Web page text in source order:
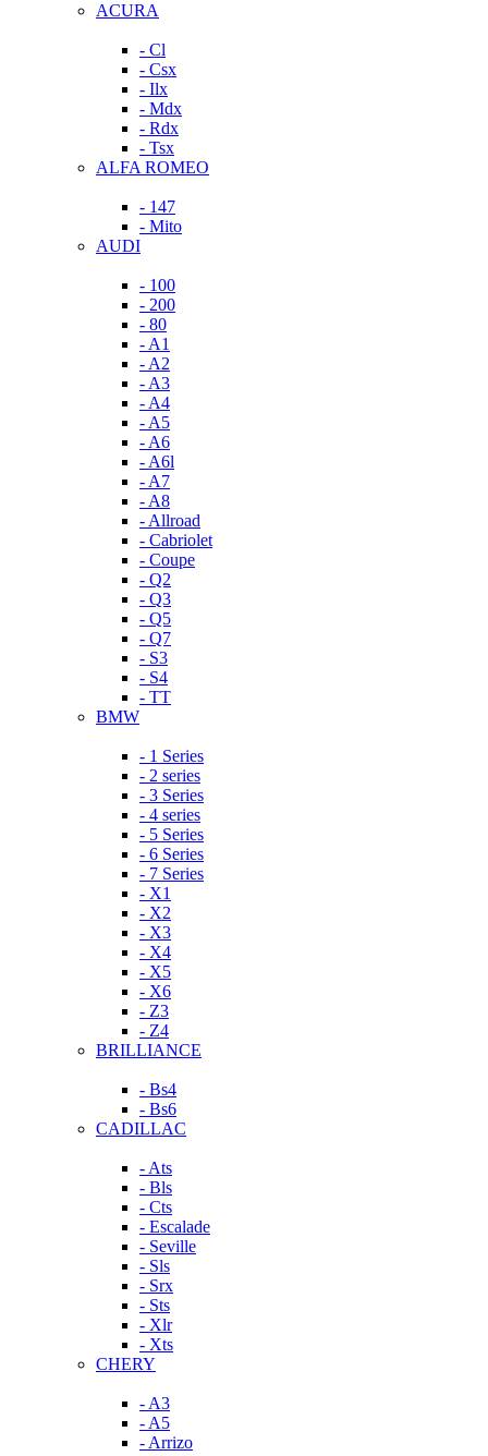
ACURA
- Cl
- Csx
- Ilx
- Mdx
- Rdx
- Tsx
ALFA ROMEO
- 147
- Mito
AUDI
- 100
- 200
- 80
- A1
- A2
- A3
- A4
- A5
- A6
- A6l
- A7
- A8
- Allroad
- Cabriolet
- Coupe
- Q2
- Q3
- Q5
- Q7
- S3
- S4
- TT
BMW
- 1 Series
- 2 series
- 3 Series
- 4 series
- 5 Series
- 6 Series
- 7 Series
- X1
- X2
- X3
- X4
- X5
- X6
- Z3
- Z4
BRILLIANCE
- Bs4
- Bs6
CADILLAC
- Ats
- Bls
- Cts
- Escalade
- Seville
- Sls
- Srx
- Sts
- Xlr
- Xts
CHERY
- A3
- A5
- Arrizo